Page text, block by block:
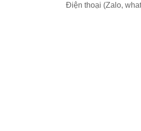
Điện thoại (Zalo,